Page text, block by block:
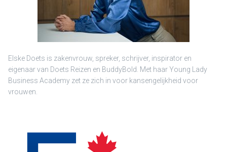
Elske Doets is zakenvrouw, spreker, schrijver, inspirator en
eigenaar van Doets Reizen en BuddyBold. Met haar Young Lady
Business Academy zet ze zich in voor kansengelijkheid voor
vrouwen.